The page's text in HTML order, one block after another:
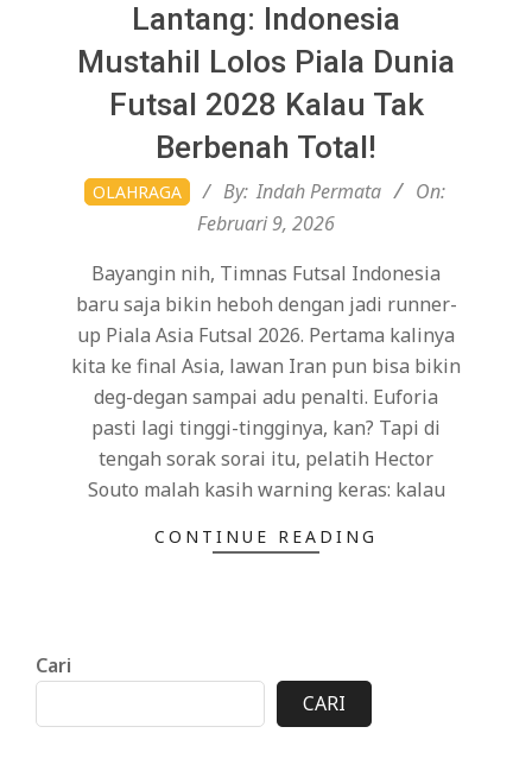
Lantang: Indonesia
Mustahil Lolos Piala Dunia
Futsal 2028 Kalau Tak
Berbenah Total!
2026-
02-
OLAHRAGA By: Indah Permata
On:
Februari 9, 2026
Bayangin nih, Timnas Futsal Indonesia
baru saja bikin heboh dengan jadi runner-
up Piala Asia Futsal 2026. Pertama kalinya
kita ke final Asia, lawan Iran pun bisa bikin
deg-degan sampai adu penalti. Euforia
pasti lagi tinggi-tingginya, kan? Tapi di
tengah sorak sorai itu, pelatih Hector
Souto malah kasih warning keras: kalau
CONTINUE READING
Cari
CARI